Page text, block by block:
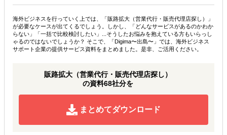
海外ビジネスを行っていく上では、「販路拡大（営業代行・販売代理店探し）」
が必要なケースが出てくるでしょう。しかし、「どんなサービスがあるのかわか
らない」「一括で比較検討したい」...そうしたお悩みを抱えている方もいらっし
ゃるのではないでしょうか？ そこで、「Digima〜出島〜」では、海外ビジネス
サポート企業の提供サービス資料をまとめました。是非、ご活用ください。
販路拡大（営業代行・販売代理店探し）
の資料68社分を
まとめてダウンロード